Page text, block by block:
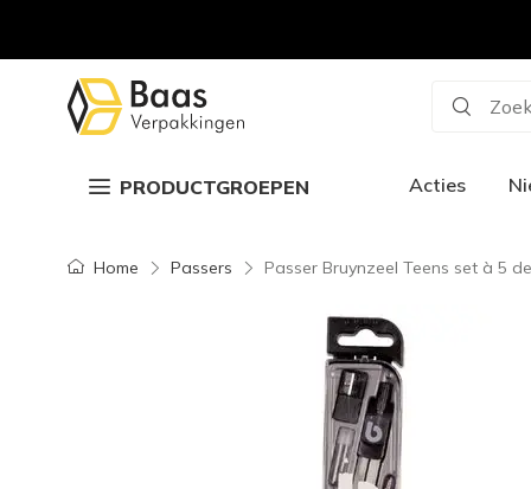
PRODUCTGROEPEN Acties
Home Passers Passer Bruynzeel Teens set à 5